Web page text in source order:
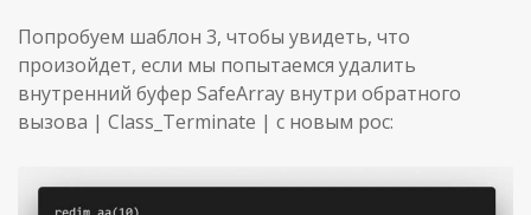
Попробуем шаблон 3, чтобы увидеть, что
произойдет, если мы попытаемся удалить
внутренний буфер SafeArray внутри обратного
вызова | Class_Terminate | с новым poc: